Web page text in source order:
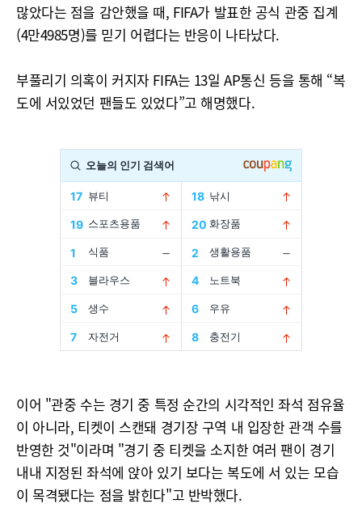
많았다는 점을 감안했을 때, FIFA가 발표한 공식 관중 집계
(4만4985명)를 믿기 어렵다는 반응이 나타났다.
부풀리기 의혹이 커지자 FIFA는 13일 AP통신 등을 통해 “복
도에 서있었던 팬들도 있었다”고 해명했다.
이어 "관중 수는 경기 중 특정 순간의 시각적인 좌석 점유율
이 아니라, 티켓이 스캔돼 경기장 구역 내 입장한 관객 수를
반영한 것"이라며 "경기 중 티켓을 소지한 여러 팬이 경기
내내 지정된 좌석에 앉아 있기 보다는 복도에 서 있는 모습
이 목격됐다는 점을 밝힌다"고 반박했다.